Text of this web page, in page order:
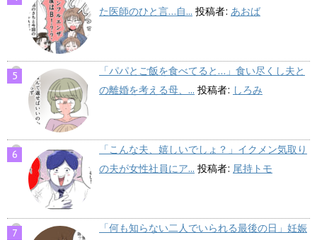
た医師のひと言…自... 投稿者: あおば
「パパとご飯を食べてると…」食い尽くし夫と
の離婚を考える母、... 投稿者: しろみ
「こんな夫、嬉しいでしょ？」イクメン気取り
の夫が女性社員にア... 投稿者: 尾持トモ
「何も知らない二人でいられる最後の日」妊娠